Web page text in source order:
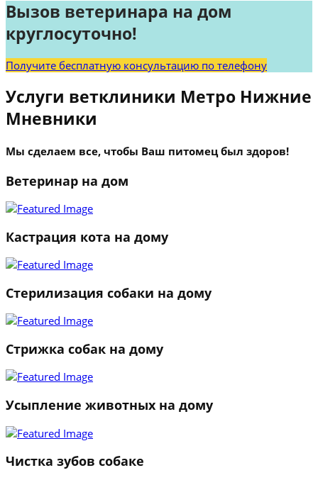
Вызов ветеринара на дом
круглосуточно!
Получите бесплатную консультацию по телефону
Услуги ветклиники Метро Нижние
Мневники
Мы сделаем все, чтобы Ваш питомец был здоров!
Ветеринар на дом
Кастрация кота на дому
Стерилизация собаки на дому
Стрижка собак на дому
Усыпление животных на дому
Чистка зубов собаке